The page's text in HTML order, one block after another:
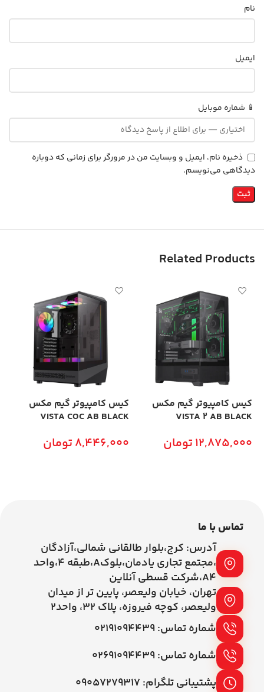
نام
ایمیل
📱 شماره موبایل
ذخیره نام، ایمیل و وبسایت من در مرورگر برای زمانی که دوباره
دیدگاهی می‌نویسم.
Related Products
کیس کامپیوتر گیم مکس
VISTA 2 AB BLACK
12,875,000تومان
کیس کامپیوتر گیم مکس
VISTA COC AB BLACK
8,446,000تومان
تماس با ما
آدرس: کرج،بلوار طالقانی شمالی،آزادگان
،مجتمع تجاری یادمان،بلوکA،طبقه ۴،واحد
A4،شرکت قسطی آنلاین
تهران، خیابان ولیعصر، پایین تر از میدان
ولیعصر، کوچه فیروزه، پلاک 32، واحد2
شماره تماس: ۰۲۱۹۱۰۹۴۴۳۹
شماره تماس: ۰۲۶۹۱۰۹۴۴۳۹
پشتیبانی تلگرام: ۰۹۰۵۷۲۷۹۳۱۷